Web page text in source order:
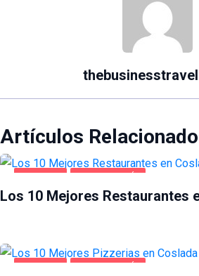
Artículos
COSLADA GASTRONOMÍA
Los 10 Mejores Restaurantes
COSLADA GASTRONOMÍA